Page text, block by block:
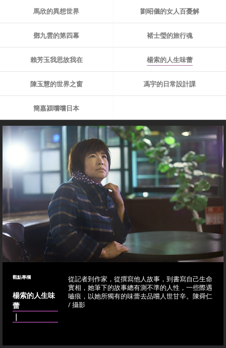
馬欣的異想世界 劉昭儀的女人百憂解
鄧九雲的第四幕 褚士瑩的旅行魂
賴芳玉我思故我在 楊索的人生味蕾
陳玉慧的世界之窗 馮宇的日常設計課
簡嘉潁嚐嚐日本
觀點專欄
楊索的人生味
蕾
｜
從記者到作家，從撰寫他人故事，到書寫自己生命
實相，她筆下的故事總有測不準的人性，一些際遇
嚙痕，以她所獨有的味蕾去品嚐人世甘辛。陳舜仁
/ 攝影